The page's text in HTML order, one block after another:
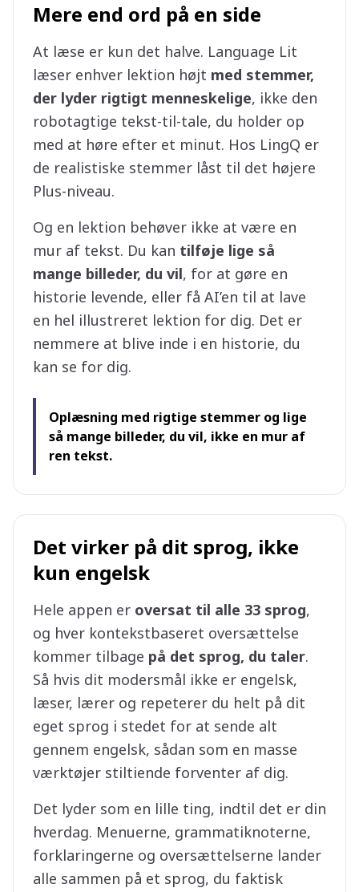
Mere end ord på en side
At læse er kun det halve. Language Lit
læser enhver lektion højt med stemmer,
der lyder rigtigt menneskelige, ikke den
robotagtige tekst-til-tale, du holder op
med at høre efter et minut. Hos LingQ er
de realistiske stemmer låst til det højere
Plus-niveau.
Og en lektion behøver ikke at være en
mur af tekst. Du kan tilføje lige så
mange billeder, du vil, for at gøre en
historie levende, eller få AI’en til at lave
en hel illustreret lektion for dig. Det er
nemmere at blive inde i en historie, du
kan se for dig.
Oplæsning med rigtige stemmer og lige
så mange billeder, du vil, ikke en mur af
ren tekst.
Det virker på dit sprog, ikke
kun engelsk
Hele appen er oversat til alle 33 sprog,
og hver kontekstbaseret oversættelse
kommer tilbage på det sprog, du taler.
Så hvis dit modersmål ikke er engelsk,
læser, lærer og repeterer du helt på dit
eget sprog i stedet for at sende alt
gennem engelsk, sådan som en masse
værktøjer stiltiende forventer af dig.
Det lyder som en lille ting, indtil det er din
hverdag. Menuerne, grammatiknoterne,
forklaringerne og oversættelserne lander
alle sammen på et sprog, du faktisk